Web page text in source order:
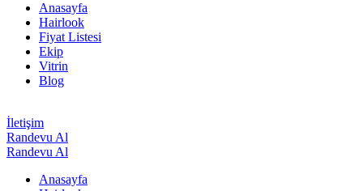
Anasayfa
Hairlook
Fiyat Listesi
Ekip
Vitrin
Blog
İletişim
Randevu Al
Randevu Al
Anasayfa